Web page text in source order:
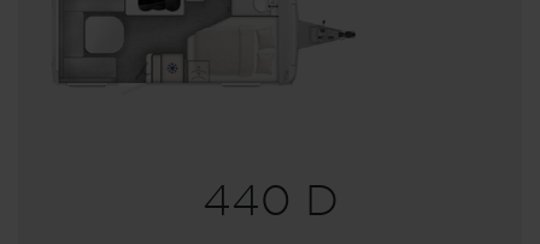
440 D